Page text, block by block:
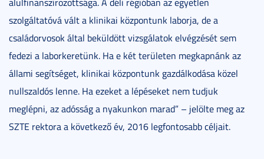
szolgáltatóvá vált a klinikai központunk laborja, de a
családorvosok által beküldött vizsgálatok elvégzését sem
fedezi a laborkeretünk. Ha e két területen megkapnánk az
állami segítséget, klinikai központunk gazdálkodása közel
nullszaldós lenne. Ha ezeket a lépéseket nem tudjuk
meglépni, az adósság a nyakunkon marad” – jelölte meg az
SZTE rektora a következő év, 2016 legfontosabb céljait.